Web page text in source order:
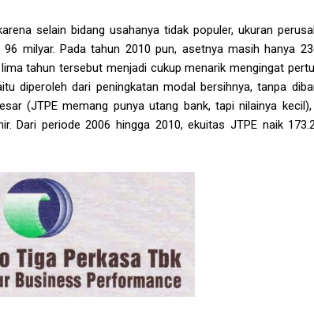
selain bidang usahanya tidak populer, ukuran
milyar. Pada tahun 2010 pun, asetnya masih hanya
tahun tersebut menjadi cukup menarik mengingat
diperoleh dari peningkatan modal bersihnya, tanpa
(JTPE memang punya utang bank, tapi nilainya kecil),
Dari periode 2006 hingga 2010, ekuitas JTPE naik